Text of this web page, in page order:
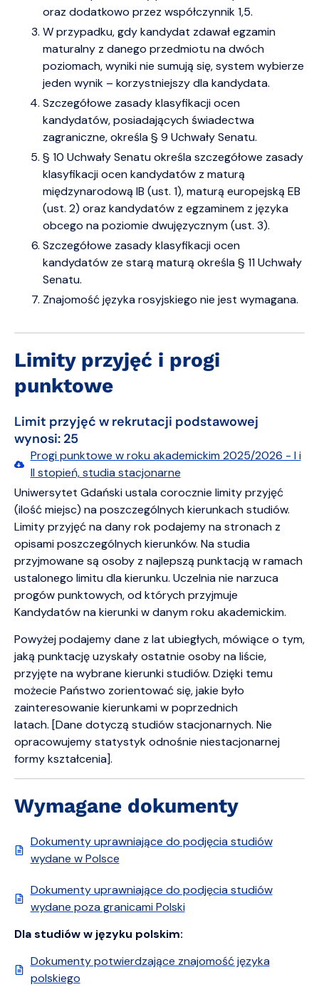
oraz dodatkowo przez współczynnik 1,5.
W przypadku, gdy kandydat zdawał egzamin
maturalny z danego przedmiotu na dwóch
poziomach, wyniki nie sumują się, system wybierze
jeden wynik – korzystniejszy dla kandydata.
Szczegółowe zasady klasyfikacji ocen
kandydatów, posiadających świadectwa
zagraniczne, określa § 9 Uchwały Senatu.
§ 10 Uchwały Senatu określa szczegółowe zasady
klasyfikacji ocen kandydatów z maturą
międzynarodową IB (ust. 1), maturą europejską EB
(ust. 2) oraz kandydatów z egzaminem z języka
obcego na poziomie dwujęzycznym (ust. 3).
Szczegółowe zasady klasyfikacji ocen
kandydatów ze starą maturą określa § 11 Uchwały
Senatu.
Znajomość języka rosyjskiego nie jest wymagana.
Limity przyjęć i progi
punktowe
Limit przyjęć w rekrutacji podstawowej
wynosi: 25
Progi punktowe w roku akademickim 2025/2026 - I i
II stopień, studia stacjonarne
Uniwersytet Gdański ustala corocznie limity przyjęć
(ilość miejsc) na poszczególnych kierunkach studiów.
Limity przyjęć na dany rok podajemy na stronach z
opisami poszczególnych kierunków. Na studia
przyjmowane są osoby z najlepszą punktacją w ramach
ustalonego limitu dla kierunku. Uczelnia nie narzuca
progów punktowych, od których przyjmuje
Kandydatów na kierunki w danym roku akademickim.
Powyżej podajemy dane z lat ubiegłych, mówiące o tym,
jaką punktację uzyskały ostatnie osoby na liście,
przyjęte na wybrane kierunki studiów. Dzięki temu
możecie Państwo zorientować się, jakie było
zainteresowanie kierunkami w poprzednich
latach. [Dane dotyczą studiów stacjonarnych. Nie
opracowujemy statystyk odnośnie niestacjonarnej
formy kształcenia].
Wymagane dokumenty
Dokumenty uprawniające do podjęcia studiów
wydane w Polsce
Dokumenty uprawniające do podjęcia studiów
wydane poza granicami Polski
Dla studiów w języku polskim:
Dokumenty potwierdzające znajomość języka
polskiego